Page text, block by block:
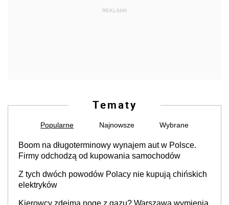
REKLAMA
Tematy
Popularne Najnowsze Wybrane
Boom na długoterminowy wynajem aut w Polsce.
Firmy odchodzą od kupowania samochodów
Z tych dwóch powodów Polacy nie kupują chińskich
elektryków
Kierowcy zdejmą nogę z gazu? Warszawa wymienia